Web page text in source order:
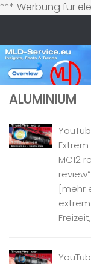
*** Werbung für
Inhalt
ALUMINIUM
MC12
[mehr
extrem